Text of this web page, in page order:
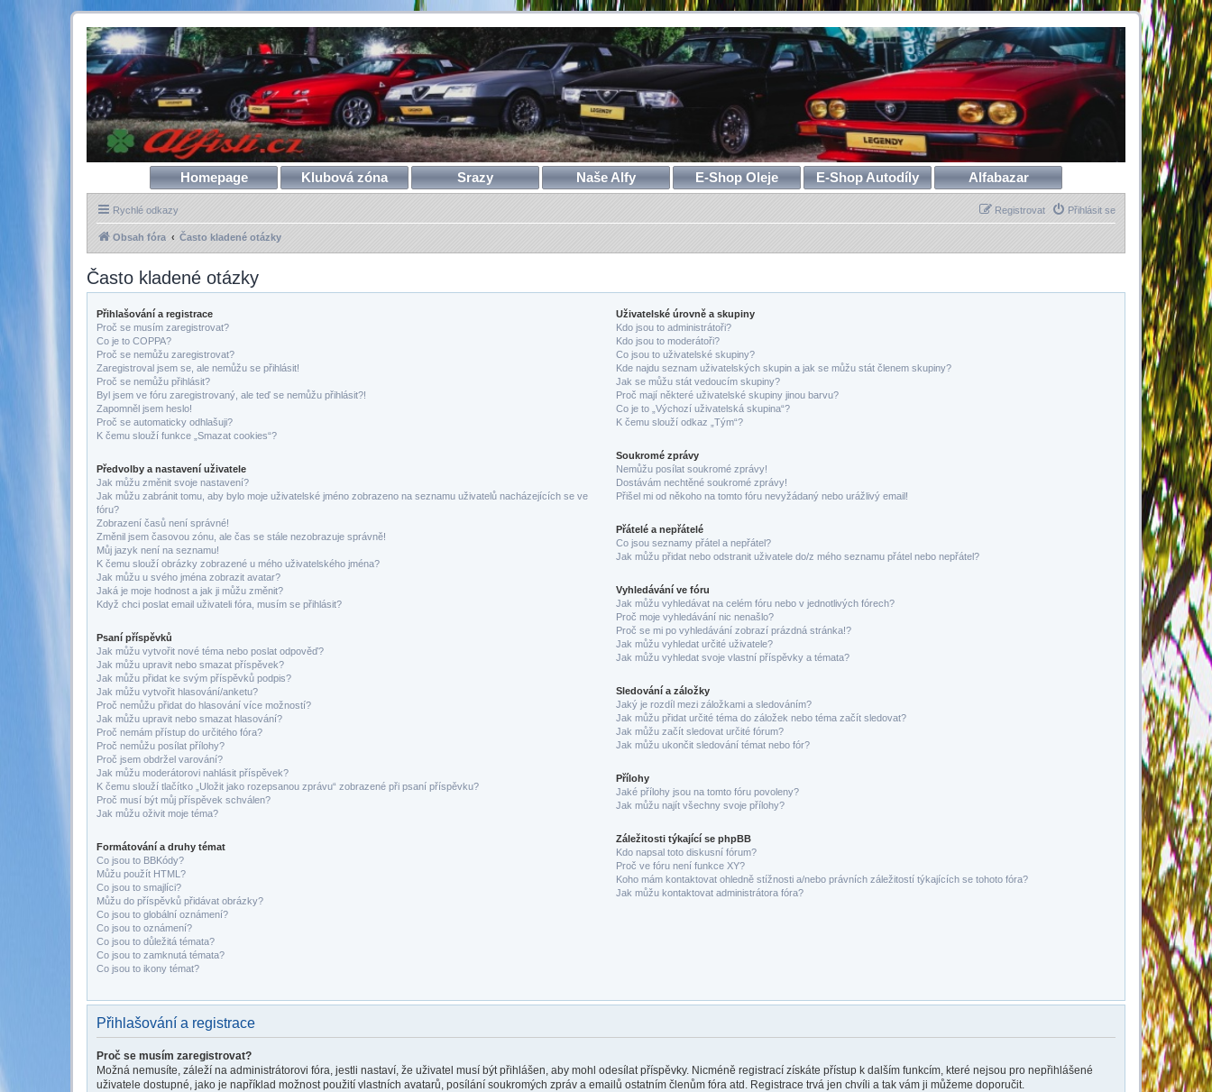
Homepage Klubová zóna Srazy Naše Alfy E-Shop Oleje E-Shop Autodíly Alfabazar
Rychlé odkazy Přihlásit se
Registrovat
Obsah fóra Často kladené otázky
Často kladené otázky
Přihlašování a registrace
Proč se musím zaregistrovat?
Co je to COPPA?
Proč se nemůžu zaregistrovat?
Zaregistroval jsem se, ale nemůžu se přihlásit!
Proč se nemůžu přihlásit?
Byl jsem ve fóru zaregistrovaný, ale teď se nemůžu přihlásit?!
Zapomněl jsem heslo!
Proč se automaticky odhlašuji?
K čemu slouží funkce „Smazat cookies“?
Předvolby a nastavení uživatele
Jak můžu změnit svoje nastavení?
Jak můžu zabránit tomu, aby bylo moje uživatelské jméno zobrazeno na seznamu uživatelů nacházejících se ve
fóru?
Zobrazení časů není správné!
Změnil jsem časovou zónu, ale čas se stále nezobrazuje správně!
Můj jazyk není na seznamu!
K čemu slouží obrázky zobrazené u mého uživatelského jména?
Jak můžu u svého jména zobrazit avatar?
Jaká je moje hodnost a jak ji můžu změnit?
Když chci poslat email uživateli fóra, musím se přihlásit?
Psaní příspěvků
Jak můžu vytvořit nové téma nebo poslat odpověď?
Jak můžu upravit nebo smazat příspěvek?
Jak můžu přidat ke svým příspěvků podpis?
Jak můžu vytvořit hlasování/anketu?
Proč nemůžu přidat do hlasování více možností?
Jak můžu upravit nebo smazat hlasování?
Proč nemám přístup do určitého fóra?
Proč nemůžu posílat přílohy?
Proč jsem obdržel varování?
Jak můžu moderátorovi nahlásit příspěvek?
K čemu slouží tlačítko „Uložit jako rozepsanou zprávu“ zobrazené při psaní příspěvku?
Proč musí být můj příspěvek schválen?
Jak můžu oživit moje téma?
Formátování a druhy témat
Co jsou to BBKódy?
Můžu použít HTML?
Co jsou to smajlíci?
Můžu do příspěvků přidávat obrázky?
Co jsou to globální oznámení?
Co jsou to oznámení?
Co jsou to důležitá témata?
Co jsou to zamknutá témata?
Co jsou to ikony témat?
Uživatelské úrovně a skupiny
Kdo jsou to administrátoři?
Kdo jsou to moderátoři?
Co jsou to uživatelské skupiny?
Kde najdu seznam uživatelských skupin a jak se můžu stát členem skupiny?
Jak se můžu stát vedoucím skupiny?
Proč mají některé uživatelské skupiny jinou barvu?
Co je to „Výchozí uživatelská skupina“?
K čemu slouží odkaz „Tým“?
Soukromé zprávy
Nemůžu posílat soukromé zprávy!
Dostávám nechtěné soukromé zprávy!
Přišel mi od někoho na tomto fóru nevyžádaný nebo urážlivý email!
Přátelé a nepřátelé
Co jsou seznamy přátel a nepřátel?
Jak můžu přidat nebo odstranit uživatele do/z mého seznamu přátel nebo nepřátel?
Vyhledávání ve fóru
Jak můžu vyhledávat na celém fóru nebo v jednotlivých fórech?
Proč moje vyhledávání nic nenašlo?
Proč se mi po vyhledávání zobrazí prázdná stránka!?
Jak můžu vyhledat určité uživatele?
Jak můžu vyhledat svoje vlastní příspěvky a témata?
Sledování a záložky
Jaký je rozdíl mezi záložkami a sledováním?
Jak můžu přidat určité téma do záložek nebo téma začít sledovat?
Jak můžu začít sledovat určité fórum?
Jak můžu ukončit sledování témat nebo fór?
Přílohy
Jaké přílohy jsou na tomto fóru povoleny?
Jak můžu najít všechny svoje přílohy?
Záležitosti týkající se phpBB
Kdo napsal toto diskusní fórum?
Proč ve fóru není funkce XY?
Koho mám kontaktovat ohledně stížnosti a/nebo právních záležitostí týkajících se tohoto fóra?
Jak můžu kontaktovat administrátora fóra?
Přihlašování a registrace
Proč se musím zaregistrovat?
Možná nemusíte, záleží na administrátorovi fóra, jestli nastaví, že uživatel musí být přihlášen, aby mohl odesílat příspěvky. Nicméně registrací získáte přístup k dalším funkcím, které nejsou pro nepřihlášené
uživatele dostupné, jako je například možnost použití vlastních avatarů, posílání soukromých zpráv a emailů ostatním členům fóra atd. Registrace trvá jen chvíli a tak vám ji můžeme doporučit.